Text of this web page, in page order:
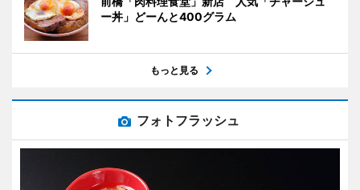
ー丼」どーんと400グラム
もっと見る
フォトフラッシュ